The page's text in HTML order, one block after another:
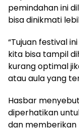
pemindahan ini
bisa dinikmati
“Tujuan festival
kita bisa tampil
kurang optimal
atau aula yang
Hasbar
diperhatikan
dan memberikan